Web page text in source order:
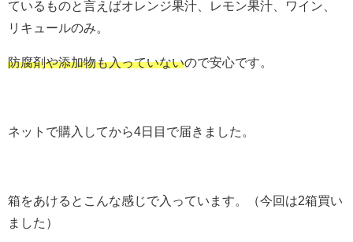
ているものと言えばオレンジ果汁、レモン果汁、ワイン、
リキュールのみ。
防腐剤や添加物も入っていないので安心です。
ネットで購入してから4日目で届きました。
箱をあけるとこんな感じで入っています。（今回は2箱買い
ました）